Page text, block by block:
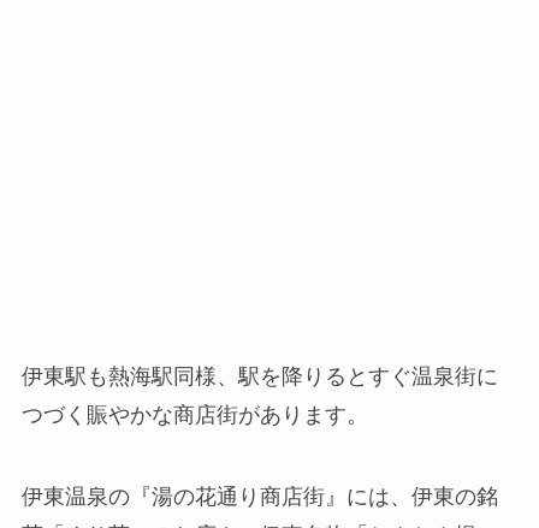
伊東駅も熱海駅同様、駅を降りるとすぐ温泉街に
つづく賑やかな商店街があります。
伊東温泉の『湯の花通り商店街』には、伊東の銘